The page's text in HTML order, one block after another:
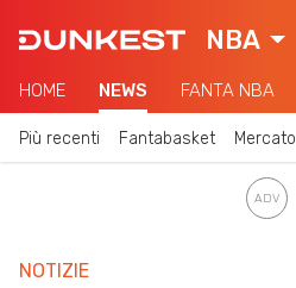
NBA
HOME NEWS FANTA NBA
Più recenti Fantabasket Mercato
NOTIZIE